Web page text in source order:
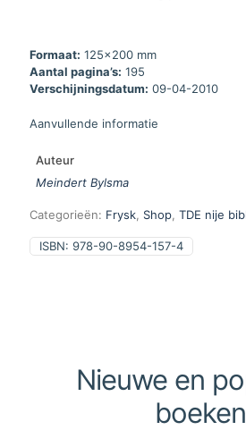
Formaat: 125x200 mm
Aantal pagina’s: 195
Verschijningsdatum: 09-04-2010
Aanvullende informatie
Auteur
Meindert Bylsma
Categorieën: Frysk Shop TDE nije
ISBN: 978-90-8954-157-4
Nieuwe en
boeken